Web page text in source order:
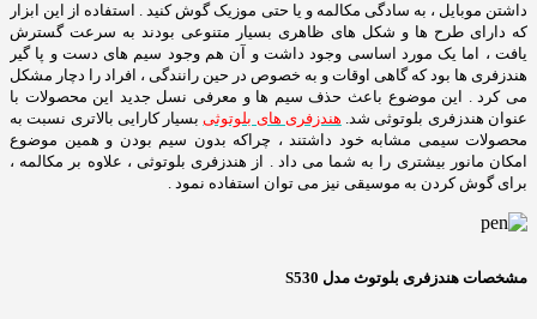
داشتن موبایل ، به سادگی مکالمه و یا حتی موزیک گوش کنید . استفاده از این ابزار
که دارای طرح ها و شکل های ظاهری بسیار متنوعی بودند به سرعت گسترش
یافت ، اما یک مورد اساسی وجود داشت و آن هم وجود سیم های دست و پا گیر
هندزفری ها بود که گاهی اوقات و به خصوص در حین رانندگی ، افراد را دچار مشکل
می کرد . این موضوع باعث حذف سیم ها و معرفی نسل جدید این محصولات با
عنوان هندزفری بلوتوثی شد. هندزفری های بلوتوثیبسیار کارایی بالاتری نسبت به
محصولات سیمی مشابه خود داشتند ، چراکه بدون سیم بودن و همین موضوع
امکان مانور بیشتری را به شما می داد . از هندزفری بلوتوثی ، علاوه بر مکالمه ،
برای گوش کردن به موسیقی نیز می توان استفاده نمود .
مشخصات هندزفری بلوتوث مدل S530